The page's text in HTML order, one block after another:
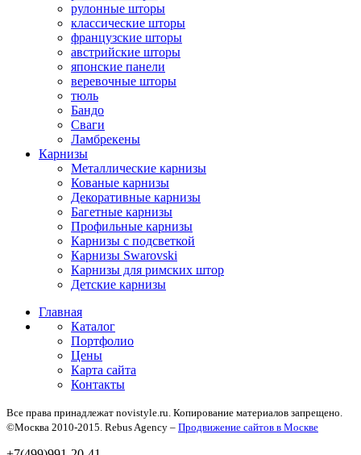
рулонные шторы
классические шторы
французские шторы
австрийские шторы
японские панели
веревочные шторы
тюль
Бандо
Сваги
Ламбрекены
Карнизы
Металлические карнизы
Кованые карнизы
Декоративные карнизы
Багетные карнизы
Профильные карнизы
Карнизы с подсветкой
Карнизы Swarovski
Карнизы для римских штор
Детские карнизы
Главная
Каталог
Портфолио
Цены
Карта сайта
Контакты
Все права принадлежат novistyle.ru. Копирование материалов запрещено.
©Москва 2010-2015. Rebus Agency – Продвижение сайтов в Москве